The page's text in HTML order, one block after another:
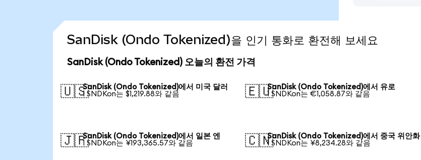
SanDisk (Ondo Tokenized)을 인기 통화로 환전해 보세요
SanDisk (Ondo Tokenized) 오늘의 환전 가격
🇺🇸SanDisk (Ondo Tokenized)에서 미국 달러
1 SNDKon는 $1,219.88와 같음
🇪🇺SanDisk (Ondo Tokenized)에서 유로
1 SNDKon는 €1,058.87와 같음
🇯🇵SanDisk (Ondo Tokenized)에서 일본 엔
1 SNDKon는 ¥193,365.57와 같음
🇨🇳SanDisk (Ondo Tokenized)에서 중국 위안화
1 SNDKon는 ¥8,234.28와 같음